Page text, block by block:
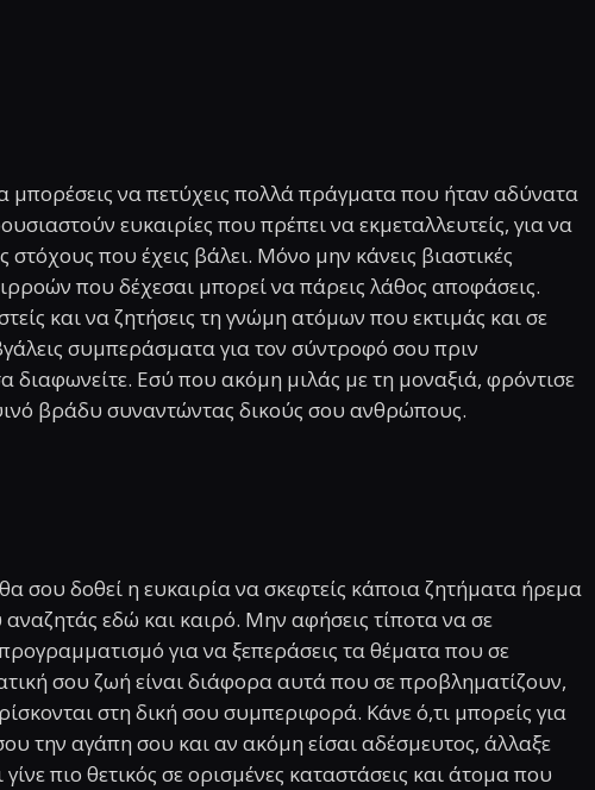
μπορέσεις να πετύχεις πολλά πράγματα που ήταν αδύνατα
ευκαιρίες που πρέπει να εκμεταλλευτείς, για να
στόχους που έχεις βάλει. Μόνο μην κάνεις βιαστικές
που δέχεσαι μπορεί να πάρεις λάθος αποφάσεις.
και να ζητήσεις τη γνώμη ατόμων που εκτιμάς και σε
συμπεράσματα για τον σύντροφό σου πριν
διαφωνείτε. Εσύ που ακόμη μιλάς με τη μοναξιά, φρόντισε
βράδυ συναντώντας δικούς σου ανθρώπους.
σου δοθεί η ευκαιρία να σκεφτείς κάποια ζητήματα ήρεμα
αναζητάς εδώ και καιρό. Μην αφήσεις τίποτα να σε
για να ξεπεράσεις τα θέματα που σε
σου ζωή είναι διάφορα αυτά που σε προβληματίζουν,
στη δική σου συμπεριφορά. Κάνε ό,τι μπορείς για
την αγάπη σου και αν ακόμη είσαι αδέσμευτος, άλλαξε
γίνε πιο θετικός σε ορισμένες καταστάσεις και άτομα που